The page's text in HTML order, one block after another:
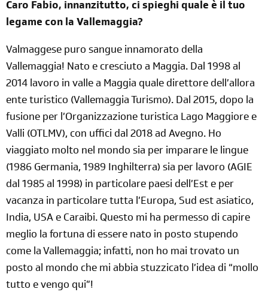
Caro Fabio, innanzitutto, ci spieghi quale è il tuo
legame con la Vallemaggia?
Valmaggese puro sangue innamorato della
Vallemaggia! Nato e cresciuto a Maggia. Dal 1998 al
2014 lavoro in valle a Maggia quale direttore dell’allora
ente turistico (Vallemaggia Turismo). Dal 2015, dopo la
fusione per l’Organizzazione turistica Lago Maggiore e
Valli (OTLMV), con uffici dal 2018 ad Avegno. Ho
viaggiato molto nel mondo sia per imparare le lingue
(1986 Germania, 1989 Inghilterra) sia per lavoro (AGIE
dal 1985 al 1998) in particolare paesi dell’Est e per
vacanza in particolare tutta l’Europa, Sud est asiatico,
India, USA e Caraibi. Questo mi ha permesso di capire
meglio la fortuna di essere nato in posto stupendo
come la Vallemaggia; infatti, non ho mai trovato un
posto al mondo che mi abbia stuzzicato l’idea di “mollo
tutto e vengo qui”!